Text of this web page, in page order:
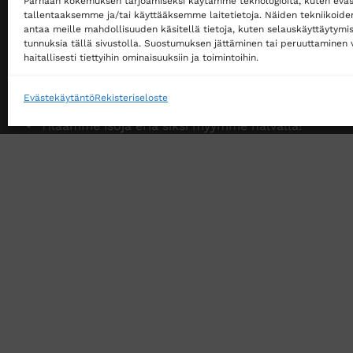
tallentaaksemme ja/tai käyttääksemme laitetietoja. Näiden
antaa meille mahdollisuuden käsitellä tietoja, kuten
tunnuksia tällä sivustolla. Suostumuksen jättäminen tai peruuttaminen
haitallisesti tiettyihin ominaisuuksiin ja toimintoihin.
EvästekäytäntöRekisteriseloste
Ostaminen ei edellytä rekisteröitymistä
Ilmainen toimitus noutopisteeseen yli 200 €
tilauksille!
tilauksille!
Tilaamme isoja eriä siksi myymme halvalla!